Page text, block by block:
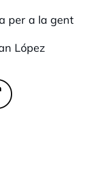
per a la gent
López